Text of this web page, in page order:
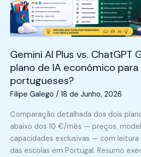
Gemini AI Plus vs. ChatGPT
plano de IA económico
portugueses?
Filipe Galego / 18 de Junho, 2026
Comparação detalhada dos dois
abaixo dos 10 €/mês — preços,
capacidades exclusivas — com leitura
das escolas em Portugal. Resumo